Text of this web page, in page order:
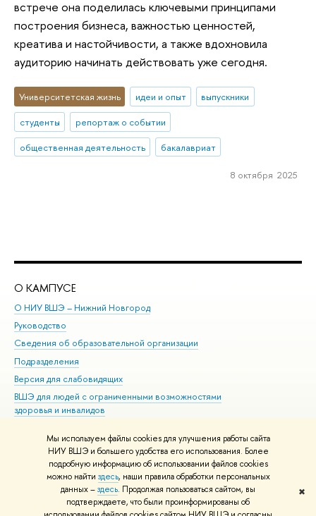
Мы используем файлы cookies для улучшения работы сайта
НИУ ВШЭ и большего удобства его использования. Более
подробную информацию об использовании файлов cookies
можно найти здесь, наши правила обработки персональных
данных –здесь. Продолжая пользоваться сайтом, вы
подтверждаете, что были проинформированы об
✖
встрече она поделилась ключевыми принципами
построения бизнеса, важностью ценностей,
креатива и настойчивости, а также вдохновила
аудиторию начинать действовать уже сегодня.
Университетская жизнь идеи и опыт
выпускники
студенты
репортаж о событии
общественная деятельность
бакалавриат
8 октября 2025
О КАМПУСЕ
О НИУ ВШЭ – Нижний Новгород
Руководство
Сведения об образовательной организации
Подразделения
Версия для слабовидящих
ВШЭ для людей с ограниченными возможностями
здоровья и инвалидов